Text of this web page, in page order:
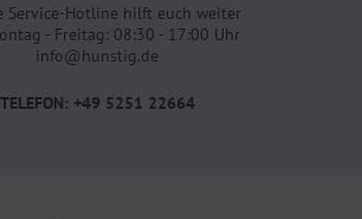
Service-Hotline hilft euch weiter
- Freitag: 08:30 - 17:00 Uhr
info@hunstig.de
TELEFON: +49 5251 22664